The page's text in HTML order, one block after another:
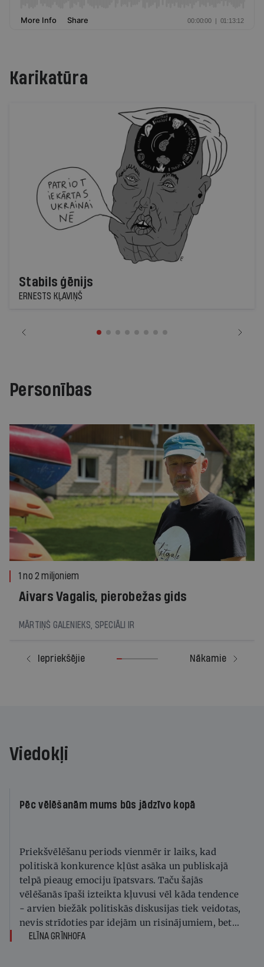
Karikatūra
Stabils ģēnijs
ERNESTS KĻAVIŅŠ
Personības
1 no 2 miljoniem
Aivars Vagalis, pierobežas gids
MĀRTIŅŠ GALENIEKS, SPECIĀLI IR
Iepriekšējie Nākamie
Viedokļi
Pēc vēlēšanām mums būs jādzīvo kopā
Priekšvēlēšanu periods vienmēr ir laiks, kad
politiskā konkurence kļūst asāka un publiskajā
telpā pieaug emociju īpatsvars. Taču šajās
vēlēšanās īpaši izteikta kļuvusi vēl kāda tendence
- arvien biežāk politiskās diskusijas tiek veidotas,
nevis strīdoties par idejām un risinājumiem, bet
apšaubot cilvēku, organizāciju vai veselu
ELĪNA GRĪNHOFA